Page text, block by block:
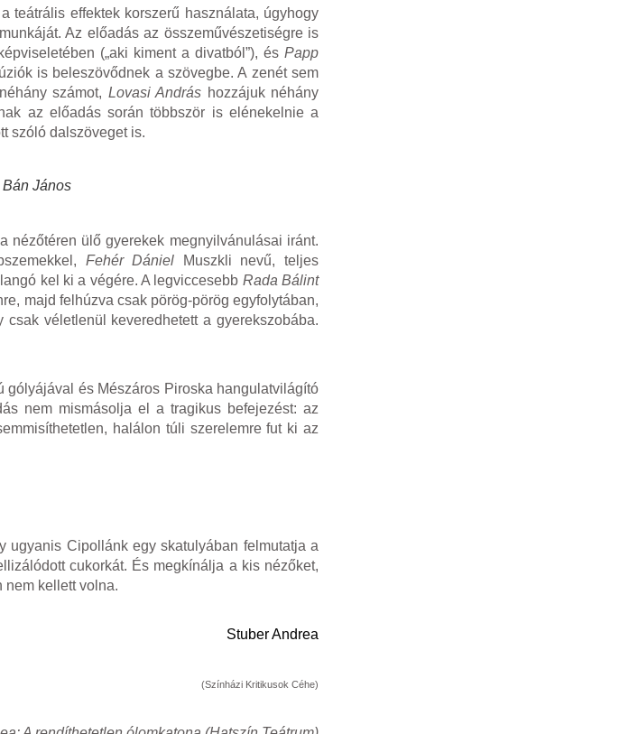
teátrális effektek korszerű használata, úgyhogy
Az előadás az összeművészetiségre is
(„aki kiment a divatból”), és Papp
is beleszövődnek a szövegbe. A zenét sem
számot, Lovasi András hozzájuk néhány
az előadás során többször is elénekelnie a
szóló dalszöveget is.
Bán János
nézőtéren ülő gyerekek megnyilvánulásai iránt.
Fehér Dániel Muszkli nevű, teljes
kel ki a végére. A legviccesebb Rada Bálint
majd felhúzva csak pörög-pörög egyfolytában,
véletlenül keveredhetett a gyerekszobába.
és Mészáros Piroska hangulatvilágító
nem mismásolja el a tragikus befejezést: az
halálon túli szerelemre fut ki az
ugyanis Cipollánk egy skatulyában felmutatja a
cukorkát. És megkínálja a kis nézőket,
nem kellett volna.
Stuber Andrea
(Színházi Kritikusok Céhe)